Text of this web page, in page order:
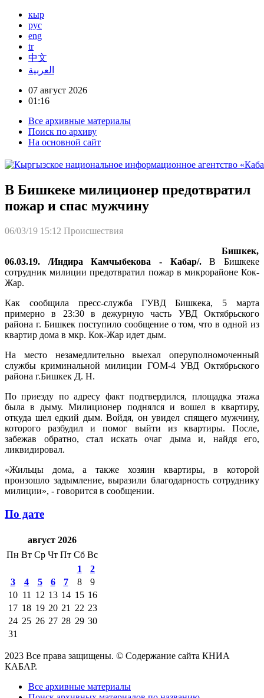
кыр
рус
eng
tr
中文
العربية
07 август 2026
01:16
Все архивные материалы
Поиск по архиву
На основной сайт
В Бишкеке милиционер предотвратил
пожар и спас мужчину
06/03/19 15:12 Происшествия
Бишкек,
06.03.19. /Индира Камчыбекова - Кабар/.В Бишкеке
сотрудник милиции предотвратил пожар в микрорайоне Кок-
Жар.
Как сообщила пресс-служба ГУВД Бишкека, 5 марта
примерно в 23:30 в дежурную часть УВД Октябрьского
района г. Бишкек поступило сообщение о том, что в одной из
квартир дома в мкр. Кок-Жар идет дым.
На место незамедлительно выехал оперуполномоченный
службы криминальной милиции ГОМ-4 УВД Октябрьского
района г.Бишкек Д. Н.
По приезду по адресу факт подтвердился, площадка этажа
была в дыму. Милиционер поднялся и вошел в квартиру,
откуда шел едкий дым. Войдя, он увидел спящего мужчину,
которого разбудил и помог выйти из квартиры. После,
забежав обратно, стал искать очаг дыма и, найдя его,
ликвидировал.
«Жильцы дома, а также хозяин квартиры, в которой
произошло задымление, выразили благодарность сотруднику
милиции», - говорится в сообщении.
По дате
август 2026
Пн Вт Ср Чт Пт Сб Вс
1
2
3
4 5 6 7 8
9
10 11 12 13 14 15 16
17 18 19 20 21 22 23
24 25 26 27 28 29 30
31
2023 Все права защищены. © Содержание сайта КНИА
КАБАР.
Все архивные материалы